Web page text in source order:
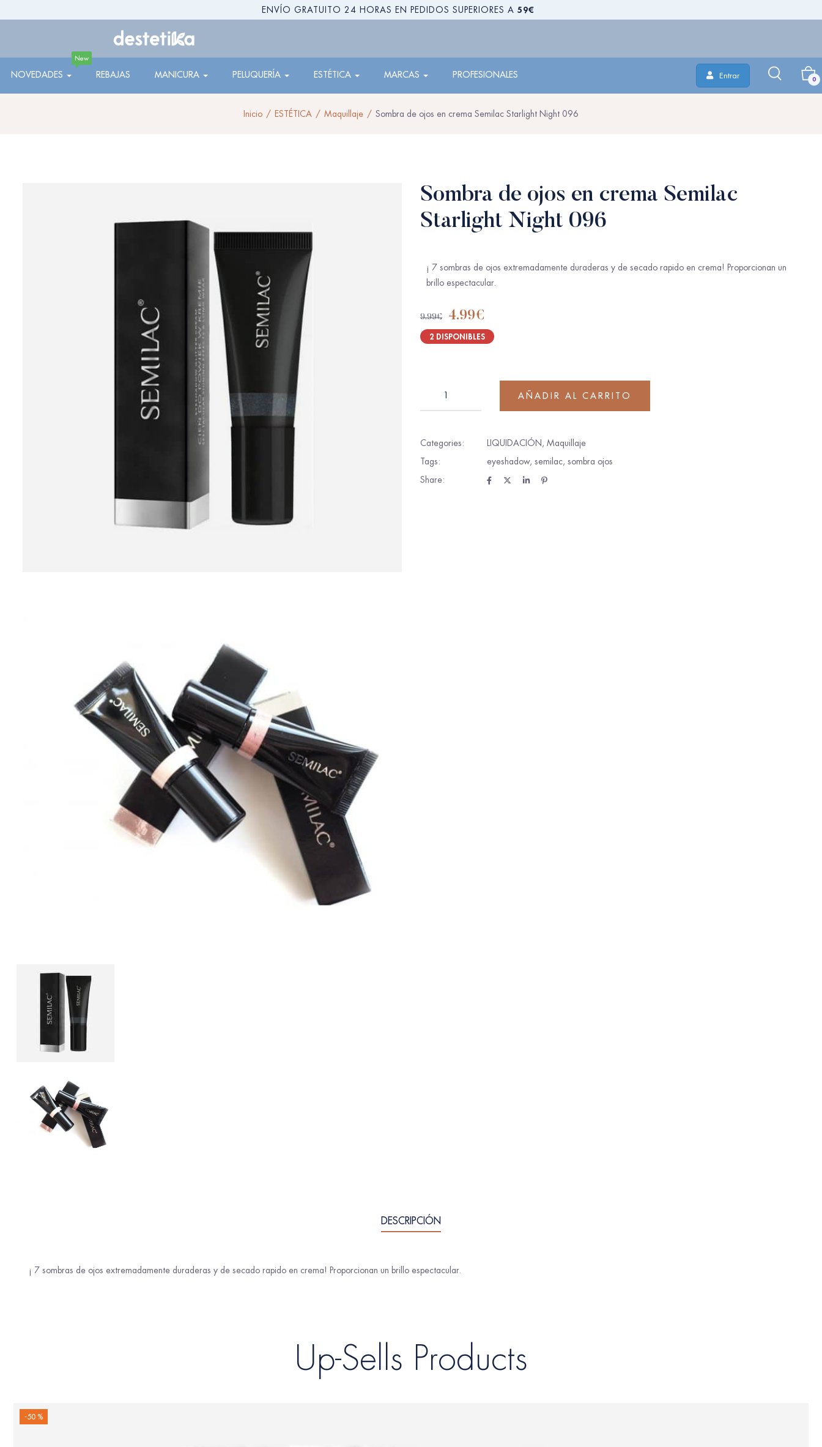
ENVÍO GRATUITO 24 HORAS EN PEDIDOS SUPERIORES A 59€
NOVEDADES
New
REBAJAS MANICURA PELUQUERÍA ESTÉTICA MARCAS PROFESIONALES Entrar 0
Inicio ESTÉTICA Maquillaje Sombra de ojos en crema Semilac Starlight Night 096
Sombra de ojos en crema Semilac
Starlight Night 096
¡ 7 sombras de ojos extremadamente duraderas y de secado rapido en crema! Proporcionan un
brillo espectacular.
9.99€ 4.99€
2 DISPONIBLES
AÑADIR AL CARRITO
Categories: LIQUIDACIÓN, Maquillaje
Tags:
eyeshadow, semilac, sombra ojos
Share:
DESCRIPCIÓN
¡ 7 sombras de ojos extremadamente duraderas y de secado rapido en crema! Proporcionan un brillo espectacular.
Up-Sells Products
-50 %